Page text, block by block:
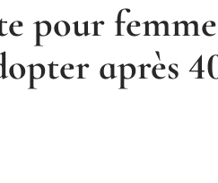
pour
après